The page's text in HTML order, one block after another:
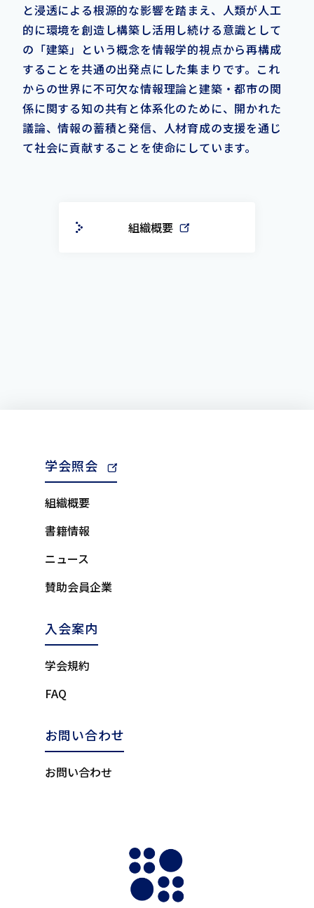
と浸透による根源的な影響を踏まえ、人類が人工
的に環境を創造し構築し活用し続ける意識として
の「建築」という概念を情報学的視点から再構成
することを共通の出発点にした集まりです。 これ
からの世界に不可欠な情報理論と建築・都市の関
係に関する知の共有と体系化のために、開かれた
議論、情報の蓄積と発信、 人材育成の支援を通じ
て社会に貢献することを使命にしています。
組織概要
学会照会
組織概要
書籍情報
ニュース
賛助会員企業
入会案内
学会規約
FAQ
お問い合わせ
お問い合わせ